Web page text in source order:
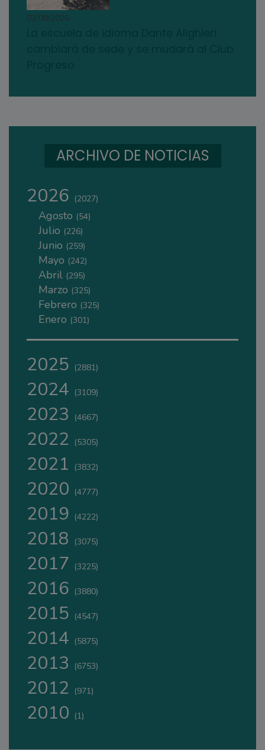
03/08/2026
ARCHIVO DE NOTICIAS
2026 (2027)
Agosto (54)
Julio (226)
Junio (259)
Mayo (242)
Abril (295)
Marzo (325)
Febrero (325)
Enero (301)
2025 (2881)
2024 (3109)
2023 (4667)
2022 (5305)
2021 (3832)
2020 (4777)
2019 (4222)
2018 (3075)
2017 (3225)
2016 (3880)
2015 (4547)
2014 (5875)
2013 (6753)
2012 (971)
2010 (1)